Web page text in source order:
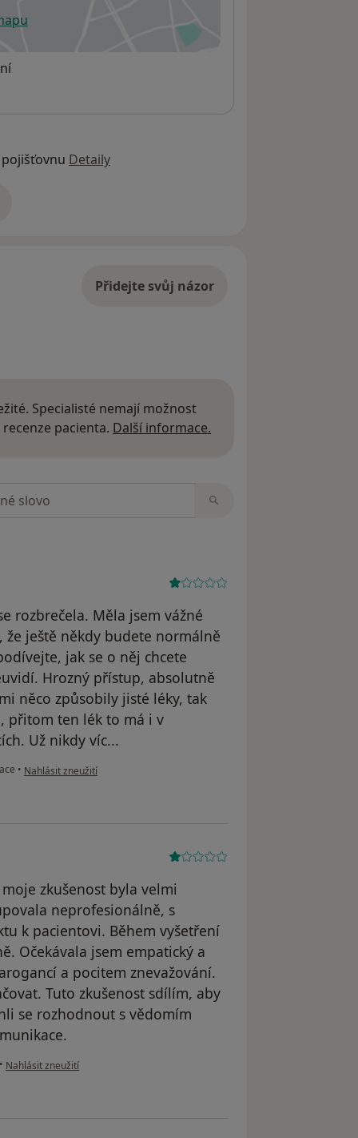
v nové záložce
Detaily
Přidejte svůj názor
Specialisté nemají možnost
pacienta. Další informace.
rozbrečela. Měla jsem vážné
ještě někdy budete normálně
jak se o něj chcete
Hrozný přístup, absolutně
něco způsobily jisté léky, tak
přitom ten lék to má i v
Už nikdy víc...
• podle názoru uživatele Pacientka
Nahlásit zneužití
zkušenost byla velmi
neprofesionálně, s
k pacientovi. Během vyšetření
Očekávala jsem empatický a
a pocitem znevažování.
Tuto zkušenost sdílím, aby
se rozhodnout s vědomím
podle názoru uživatele KJ
Nahlásit zneužití